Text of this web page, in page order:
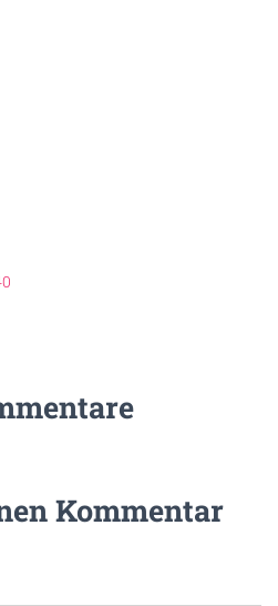
Kommentar